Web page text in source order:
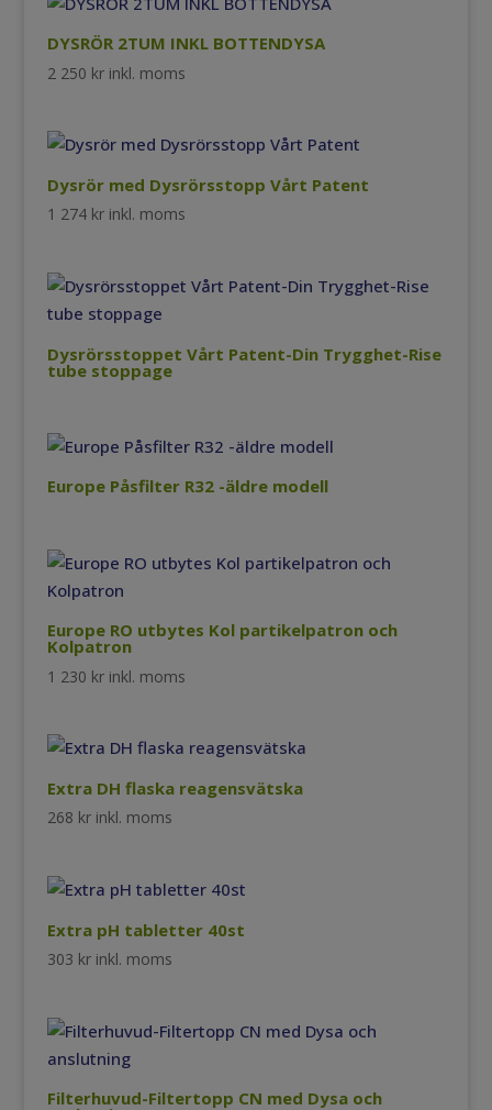
DYSRÖR 2TUM INKL BOTTENDYSA
2 250 kr inkl. moms
Dysrör med Dysrörsstopp Vårt Patent
1 274 kr inkl. moms
Dysrörsstoppet Vårt Patent-Din Trygghet-Rise
tube stoppage
Europe Påsfilter R32 -äldre modell
Europe RO utbytes Kol partikelpatron och
Kolpatron
1 230 kr inkl. moms
Extra DH flaska reagensvätska
268 kr inkl. moms
Extra pH tabletter 40st
303 kr inkl. moms
Filterhuvud-Filtertopp CN med Dysa och